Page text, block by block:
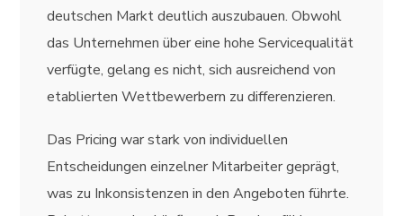
deutschen Markt deutlich auszubauen. Obwohl
das Unternehmen über eine hohe Servicequalität
verfügte, gelang es nicht, sich ausreichend von
etablierten Wettbewerbern zu differenzieren.
Das Pricing war stark von individuellen
Entscheidungen einzelner Mitarbeiter geprägt,
was zu Inkonsistenzen in den Angeboten führte.